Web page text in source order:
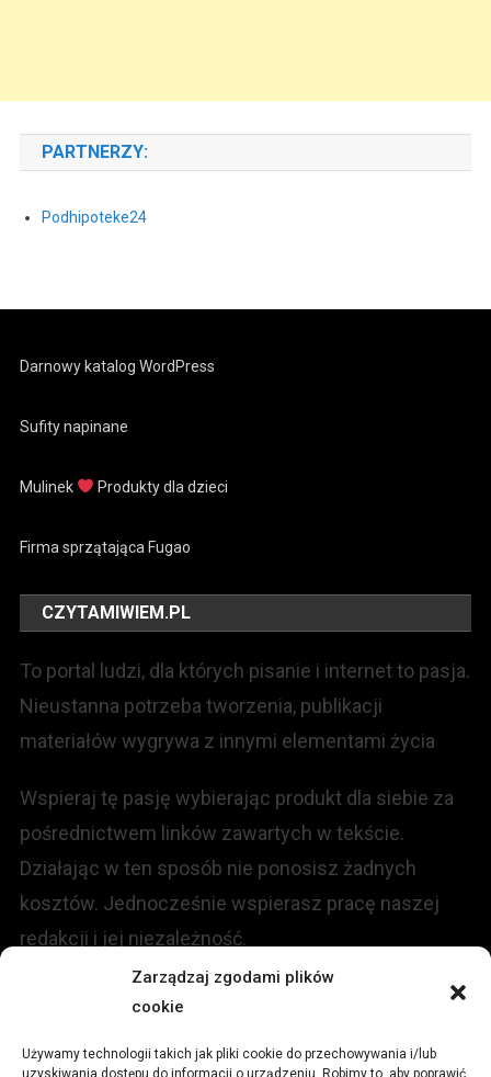
Zarządzaj zgodami plików
cookie
Używamy technologii takich jak pliki cookie do przechowywania i/lub
uzyskiwania dostępu do informacji o urządzeniu. Robimy to, aby poprawić
PARTNERZY:
Podhipoteke24
Darnowy katalog WordPress
Sufity napinane
Mulinek Produkty dla dzieci
Firma sprzątająca Fugao
CZYTAMIWIEM.PL
To portal ludzi, dla których pisanie i internet to pasja.
Nieustanna potrzeba tworzenia, publikacji
materiałów wygrywa z innymi elementami życia
Wspieraj tę pasję wybierając produkt dla siebie za
pośrednictwem linków zawartych w tekście.
Działając w ten sposób nie ponosisz żadnych
kosztów. Jednocześnie wspierasz pracę naszej
redakcji i jej niezależność.
Redakcja portalu: